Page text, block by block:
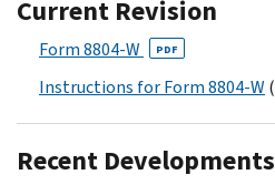
Current Revision
Form 8804-W PDF
Instructions for Form 8804-W(
Recent Developments